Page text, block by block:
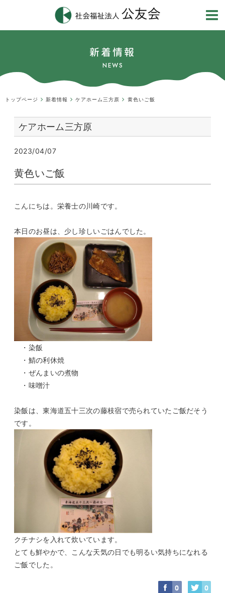
新着情報
NEWS
トップページ 新着情報 ケアホーム三方原 黄色いご飯
ケアホーム三方原
2023/04/07
黄色いご飯
こんにちは。栄養士の川崎です。
本日のお昼は、少し珍しいごはんでした。
・染飯
・鯖の利休焼
・ぜんまいの煮物
・味噌汁
染飯は、東海道五十三次の藤枝宿で売られていたご飯だそう
です。
クチナシを入れて炊いています。
とても鮮やかで、こんな天気の日でも明るい気持ちになれる
ご飯でした。
0 0